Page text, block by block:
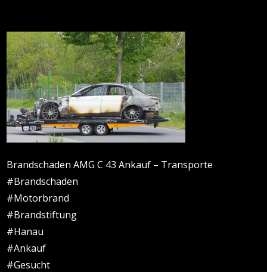
Brandschaden AMG C 43 Ankauf – Transporte
#Brandschaden
#Motorbrand
#Brandstiftung
#Hanau
#Ankauf
#Gesucht